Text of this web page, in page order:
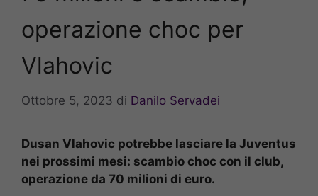
operazione choc per
Vlahovic
Ottobre 5, 2023 di Danilo Servadei
Dusan Vlahovic potrebbe lasciare la Juventus
nei prossimi mesi: scambio choc con il club,
operazione da 70 milioni di euro.